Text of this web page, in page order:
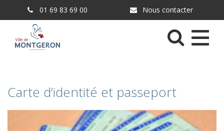
01 69 83 69 00 Nous contacter
Menu
Carte d’identité et passeport